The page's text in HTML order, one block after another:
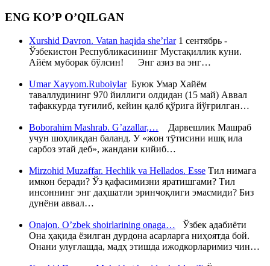
ENG KO’P O’QILGAN
Xurshid Davron. Vatan haqida she’rlar1 сентябрь -
Ўзбекистон Республикасининг Мустақиллик куни.
Айём муборак бўлсин! Энг азиз ва энг…
Umar Xayyom.RuboiylarБуюк Умар Хайём
таваллудининг 970 йиллиги олдидан (15 май) Аввал
тафаккурда туғилиб, кейин қалб қўрига йўғрилган…
Boborahim Mashrab. G’azallar,… Дарвешлик Машраб
учун шоҳликдан баланд. У «жон тўтисини ишқ ила
сарбоз этай деб», жандани кийиб…
Mirzohid Muzaffar. Hechlik va Hellados. Esse Тил нимага
имкон беради? Ўз қафасимизни яратишгами? Тил
инсоннинг энг даҳшатли эринчоқлиги эмасмиди? Биз
дунёни аввал…
Onajon. O’zbek shoirlarining onaga… Ўзбек адабиёти
Она ҳақида ёзилган дурдона асарларга ниҳоятда бой.
Онани улуғлашда, мадҳ этишда ижодкорларимиз чин…